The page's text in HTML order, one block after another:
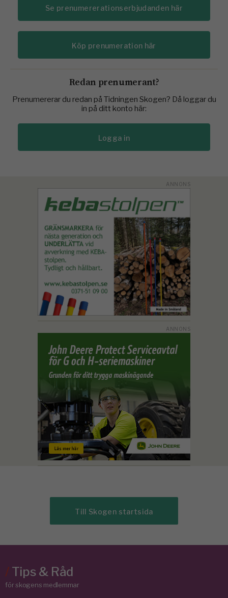
Se prenumererationserbjudanden här
Köp prenumeration här
Redan prenumerant?
Prenumererar du redan på Tidningen Skogen? Då loggar du
in på ditt konto här:
Logga in
Till Skogen startsida
/Tips & Råd
för skogens medlemmar